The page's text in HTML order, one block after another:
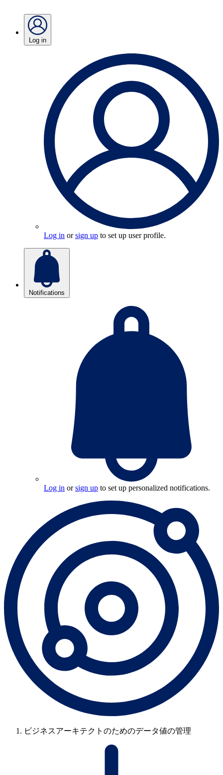
Log in
Log in orsign up to set up user profile.
Notifications
Log in orsign up to set up personalized notifications.
ビジネスアーキテクトのためのデータ値の管理